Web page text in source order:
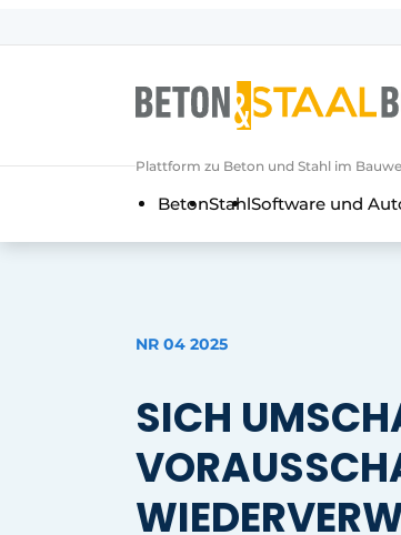
Allgemeine
Beton & Stahlbau |
Newsletter
Datenschutz / Cookie-
Ein Stellenangebot
Plattform zu Beton und Stahl im
BetonStahlSoftware und
NR 04 2025
SICH